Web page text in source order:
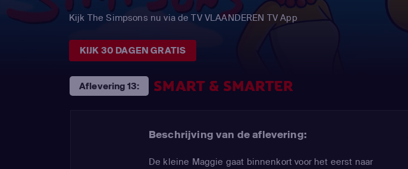
Kijk The Simpsons nu via de TV VLAANDEREN TV App
KIJK 30 DAGEN GRATIS
Aflevering 13: SMART & SMARTER
Beschrijving van de aflevering:
De kleine Maggie gaat binnenkort voor het eerst naar